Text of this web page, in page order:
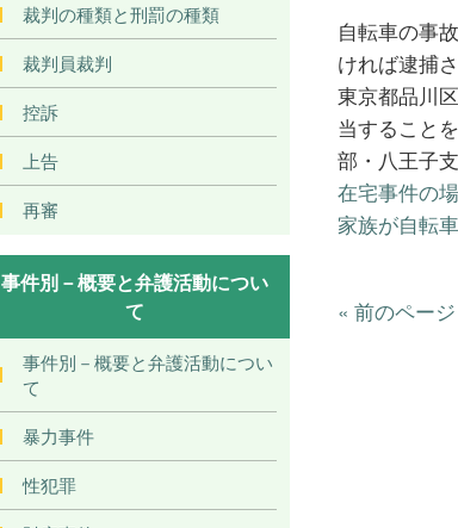
自転車の事
ければ逮捕
東京都品川
当すること
部・八王子
在宅事件の
家族が自転
« 前のページ
裁判の種類と刑罰の種類
裁判員裁判
控訴
上告
再審
事件別－概要と弁護活動につい
て
事件別－概要と弁護活動につい
て
暴力事件
性犯罪